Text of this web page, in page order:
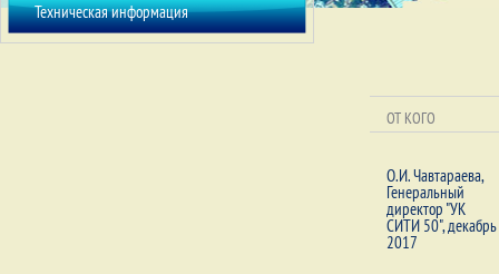
Техническая информация
ОТ КОГО
О.И. Чавтараева,
Генеральный
директор "УК
СИТИ 50", декабрь
2017